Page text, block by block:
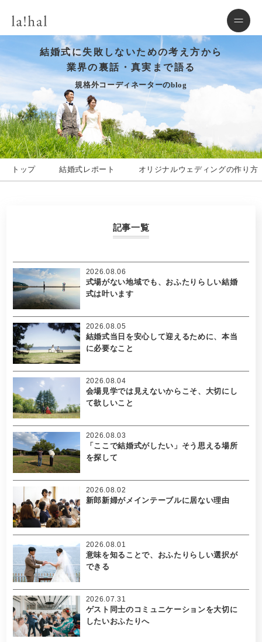
結婚式に失敗しないための考え方から
業界の裏話・真実まで語る
規格外コーディネーターのblog
トップ 結婚式レポート オリジナルウェディングの作り方
記事一覧
式場がない地域でも、おふたりらしい結婚
式は叶います
2026.08.06
結婚式当日を安心して迎えるために、本当
に必要なこと
2026.08.05
会場見学では見えないからこそ、大切にし
て欲しいこと
2026.08.04
「ここで結婚式がしたい」そう思える場所
を探して
2026.08.03
新郎新婦がメインテーブルに居ない理由
2026.08.02
意味を知ることで、おふたりらしい選択が
できる
2026.08.01
ゲスト同士のコミュニケーションを大切に
したいおふたりへ
2026.07.31